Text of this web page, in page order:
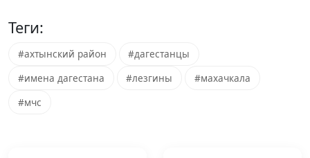
Теги:
#ахтынский район
#дагестанцы
#имена дагестана
#лезгины
#махачкала
#мчс